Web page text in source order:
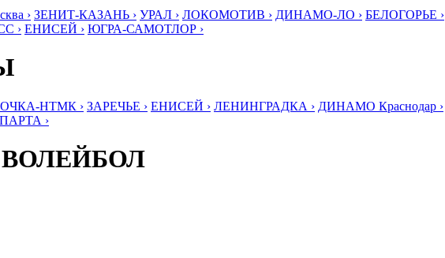
› ЗЕНИТ-КАЗАНЬ › УРАЛ › ЛОКОМОТИВ › ДИНАМО-ЛО › БЕЛОГОРЬЕ ›
› ЕНИСЕЙ › ЮГРА-САМОТЛОР ›
НТМК › ЗАРЕЧЬЕ › ЕНИСЕЙ › ЛЕНИНГРАДКА › ДИНАМО Краснодар ›
›